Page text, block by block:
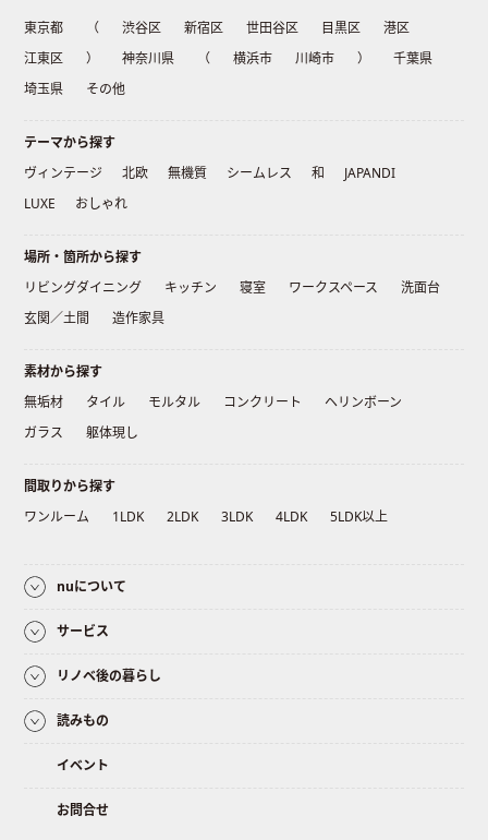
東京都 （ 渋谷区 新宿区 世田谷区 目黒区
港区
江東区
） 神奈川県 （ 横浜市 川崎市 ）
千葉県
埼玉県
その他
テーマから探す
ヴィンテージ
北欧 無機質 シームレス 和
JAPANDI
LUXE
おしゃれ
場所・箇所から探す
リビングダイニング
キッチン 寝室 ワークスペース
洗面台
玄関／土間
造作家具
素材から探す
無垢材
タイル モルタル コンクリート
ヘリンボーン
ガラス
躯体現し
間取りから探す
ワンルーム
1LDK 2LDK 3LDK 4LDK 5LDK以上
nuについて
サービス
リノベ後の暮らし
読みもの
イベント
お問合せ